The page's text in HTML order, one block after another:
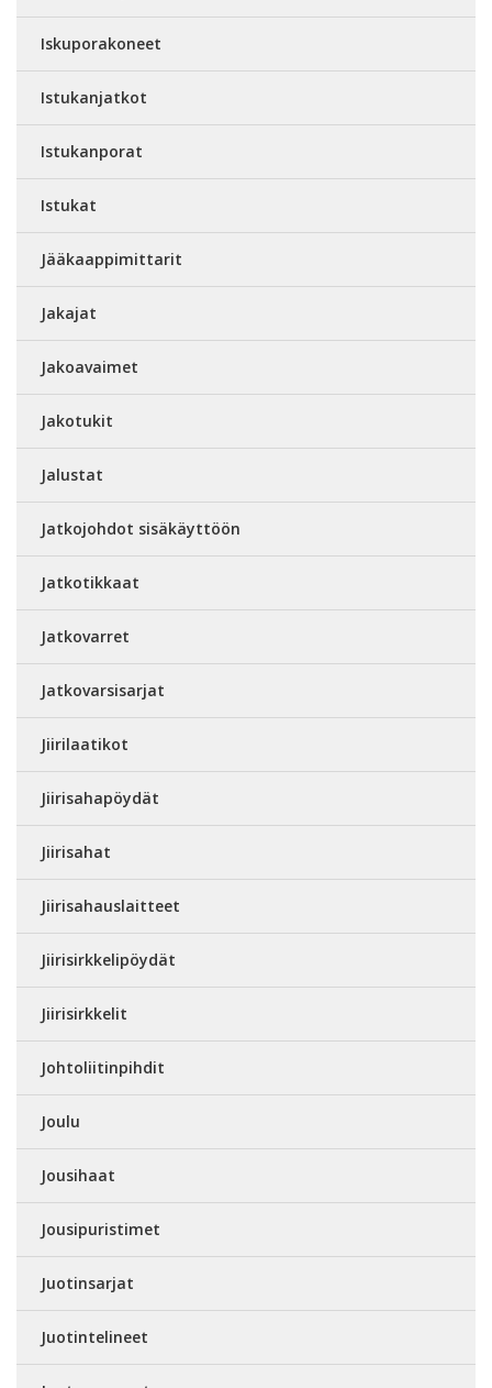
Iskuporakoneet
Istukanjatkot
Istukanporat
Istukat
Jääkaappimittarit
Jakajat
Jakoavaimet
Jakotukit
Jalustat
Jatkojohdot sisäkäyttöön
Jatkotikkaat
Jatkovarret
Jatkovarsisarjat
Jiirilaatikot
Jiirisahapöydät
Jiirisahat
Jiirisahauslaitteet
Jiirisirkkelipöydät
Jiirisirkkelit
Johtoliitinpihdit
Joulu
Jousihaat
Jousipuristimet
Juotinsarjat
Juotintelineet